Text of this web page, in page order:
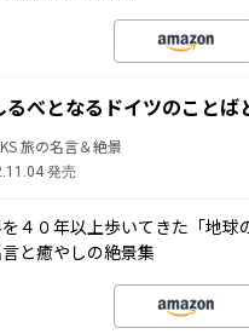
るべとなるドイツのことば
旅の名言＆絶景
発売
４０年以上歩いてきた「地
と癒やしの絶景集